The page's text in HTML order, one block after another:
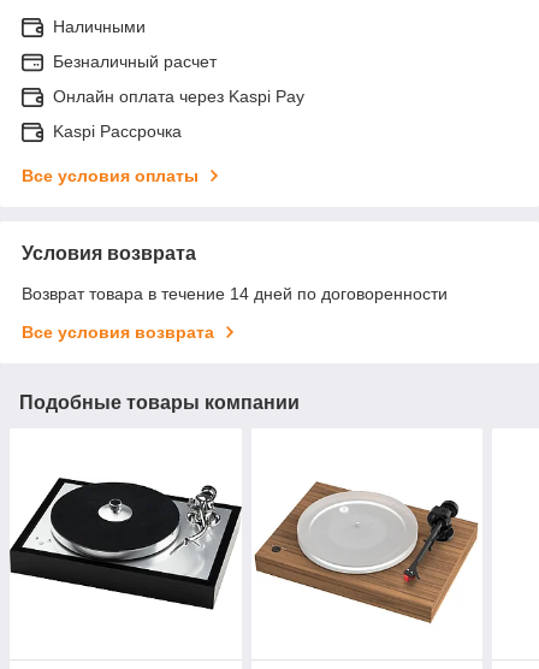
Наличными
Безналичный расчет
Онлайн оплата через Kaspi Pay
Kaspi Рассрочка
Все условия оплаты
Условия возврата
Возврат товара в течение 14 дней по договоренности
Все условия возврата
Подобные товары компании